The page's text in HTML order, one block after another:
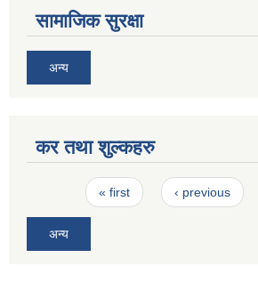
सामाजिक सुरक्षा
अन्य
कर तथा शुल्कहरु
Pages« first ‹ previous
अन्य